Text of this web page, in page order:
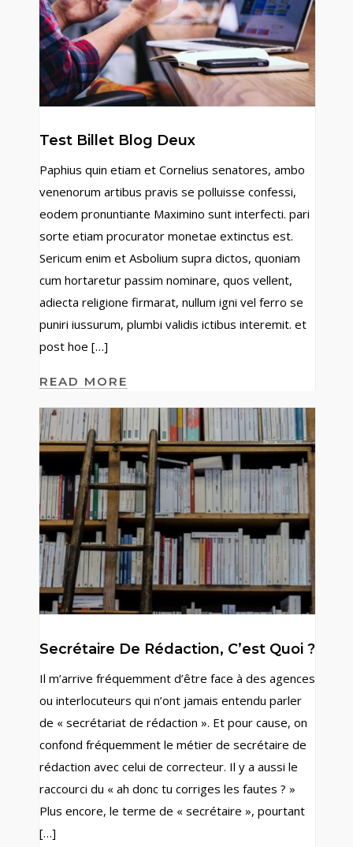
Test Billet Blog Deux
Paphius quin etiam et Cornelius senatores, ambo
venenorum artibus pravis se polluisse confessi,
eodem pronuntiante Maximino sunt interfecti. pari
sorte etiam procurator monetae extinctus est.
Sericum enim et Asbolium supra dictos, quoniam
cum hortaretur passim nominare, quos vellent,
adiecta religione firmarat, nullum igni vel ferro se
puniri iussurum, plumbi validis ictibus interemit. et
post hoe […]
READ MORE
Secrétaire De Rédaction, C’est Quoi ?
Il m’arrive fréquemment d’être face à des agences
ou interlocuteurs qui n’ont jamais entendu parler
de « secrétariat de rédaction ». Et pour cause, on
confond fréquemment le métier de secrétaire de
rédaction avec celui de correcteur. Il y a aussi le
raccourci du « ah donc tu corriges les fautes ? »
Plus encore, le terme de « secrétaire », pourtant
[…]